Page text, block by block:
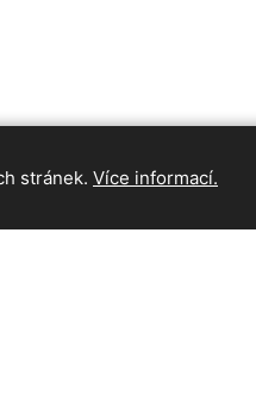
stránek. Více informací.